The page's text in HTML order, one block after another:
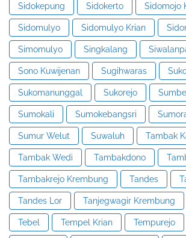
Sidokepung Sidokerto Sidomojo
Sidomulyo Sidomulyo Krian
Simomulyo Singkalang
Sono Kuwijenan Sugihwaras
Sukomanunggal Sukorejo
Sumokali Sumokebangsri
Sumur Welut Suwaluh Tambak
Tambak Wedi Tambakdono
Tambakrejo Krembung Tandes
Tandes Lor Tanjegwagir Krembung
Tebel Tempel Krian Tempurejo